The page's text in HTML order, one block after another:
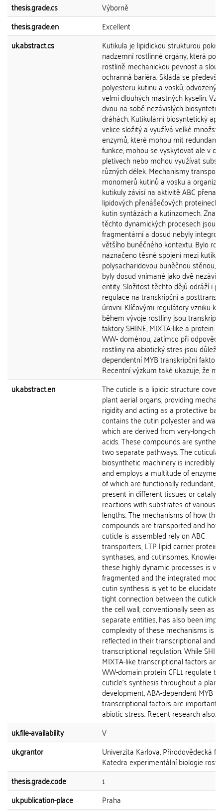
thesis.grade.cs
Výborně
thesis.grade.en
Excellent
uk.abstract.cs
Kutikula je lipidickou strukturou
nadzemní rostlinné orgány, která
rostlině mechanickou pevnost a
ochranná bariéra. Skládá se
polyesteru kutinu a vosků,
velmi dlouhých mastných kyselin.
dvou na sobě nezávislých
dráhách. Kutikulární biosyntetický
velice složitý a využívá velké množství
enzymů, které mohou mít
funkce, mohou se vyskytovat ale v
pletivech nebo mohou využívat
různých délek. Mechanismy
monomerů kutinů a vosku a
kutikuly závisí na aktivitě ABC
lipidových přenášečových proteinech
kutin syntázách a kutinzomech.
těchto dynamických procesech jsou
fragmentární a dosud nebyly
většího buněčného kontextu. Bylo
naznačeno těsné spojení mezi
polysacharidovou buněčnou stěnou,
byly dosud vnímané jako dvě
entity. Složitost těchto dějů odráží i
regulace na transkripční a
úrovni. Klíčovými regulátory vzniku
během vývoje rostliny jsou
faktory SHINE, MIXTA-like a protein
WW- doménou, zatímco při odpovědi
rostliny na abiotický stres jsou
dependentní MYB transkripční faktory.
Recentní výzkum také ukazuje, že
uk.abstract.en
The cuticle is a lipidic structure
plant aerial organs, providing
rigidity and acting as a protective
contains the cutin polyester and
which are derived from very-long-
acids. These compounds are
two separate pathways. The cuticular
biosynthetic machinery is incredibly
and employs a multitude of
of which are functionally redundant,
present in different tissues or catalyse
reactions with substrates of various
lengths. The mechanisms of how
compounds are transported and
cuticle is assembled rely on ABC
transporters, LTP lipid carrier
synthases, and cutinsomes.
these highly dynamic processes is
fragmented and the integrated
cutin synthesis is yet to be
tight connection between the cuticle
the cell wall, conventionally seen as
separate entities, has also been
complexity of these mechanisms is
reflected in their transcriptional and
transcriptional regulation. While
MIXTA-like transcriptional factors
WW-domain protein CFL1 regulate
cuticle's synthesis throughout a
development, ABA-dependent MYB
transcriptional factors are important
abiotic stress. Recent research also...
uk.file-availability
V
uk.grantor
Univerzita Karlova, Přírodovědecká
Katedra experimentální biologie
thesis.grade.code
1
uk.publication-place
Praha